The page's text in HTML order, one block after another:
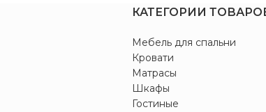
КАТЕГОРИИ
Мебель для спальни
Кровати
Матрасы
Шкафы
Гостиные